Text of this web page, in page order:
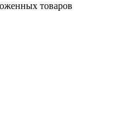
товаров